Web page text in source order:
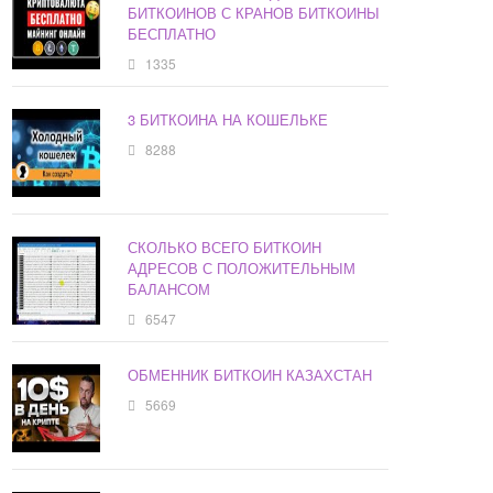
БИТКОИНОВ С КРАНОВ БИТКОИНЫ
БЕСПЛАТНО
1335
3 БИТКОИНА НА КОШЕЛЬКЕ
8288
СКОЛЬКО ВСЕГО БИТКОИН
АДРЕСОВ С ПОЛОЖИТЕЛЬНЫМ
БАЛАНСОМ
6547
ОБМЕННИК БИТКОИН КАЗАХСТАН
5669